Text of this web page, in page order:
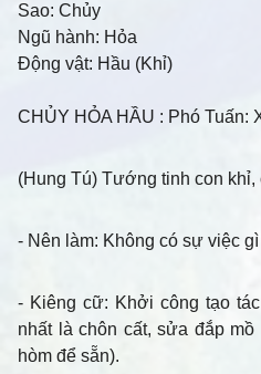
Sao: Chủy
Ngũ hành: Hỏa
Động vật: Hầu (Khỉ)
CHỦY HỎA HẦU : Phó Tuấn:
(Hung Tú) Tướng tinh con khỉ,
- Nên làm: Không có sự việc
- Kiêng cữ: Khởi công tạo
nhất là chôn cất, sửa đắp
hòm để sẵn).